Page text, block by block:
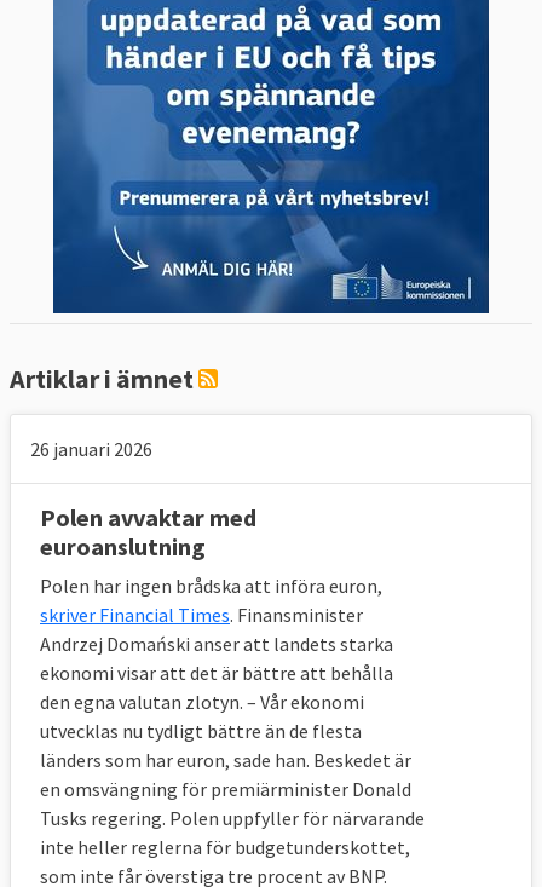
Artiklar i ämnet
26 januari 2026
Polen avvaktar med
euroanslutning
Polen har ingen brådska att införa euron,
skriver Financial Times. Finansminister
Andrzej Domański anser att landets starka
ekonomi visar att det är bättre att behålla
den egna valutan zlotyn. – Vår ekonomi
utvecklas nu tydligt bättre än de flesta
länders som har euron, sade han. Beskedet är
en omsvängning för premiärminister Donald
Tusks regering. Polen uppfyller för närvarande
inte heller reglerna för budgetunderskottet,
som inte får överstiga tre procent av BNP.